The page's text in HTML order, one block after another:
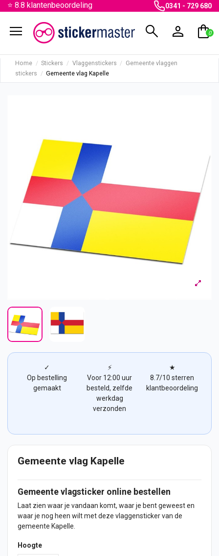
⭐ 8.8 klantenbeoordeling 0341 - 729 680
menu search person shopping_bag
0
Home Stickers Vlaggenstickers
Gemeente vlaggen
stickers
Gemeente vlag Kapelle
✓
Op bestelling
gemaakt
⚡
Voor 12:00 uur
besteld, zelfde
werkdag
verzonden
★
8.7/10 sterren
klantbeoordeling
Gemeente vlag Kapelle
Gemeente vlagsticker online bestellen
Laat zien waar je vandaan komt, waar je bent geweest en
waar je nog heen wilt met deze vlaggensticker van de
gemeente Kapelle.
Hoogte